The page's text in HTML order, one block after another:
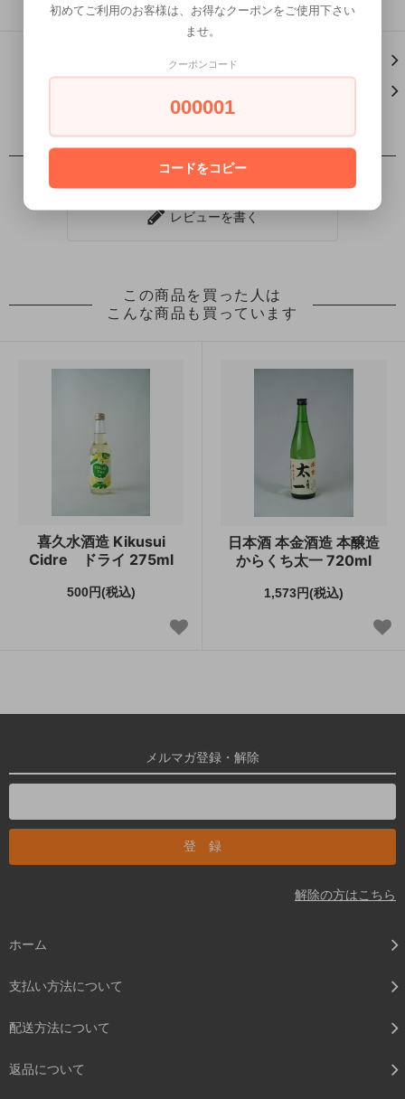
この商品について問い合わせる
レビューを書く
この商品を買った人は
こんな商品も買っています
喜久水酒造 Kikusui
Cidre ドライ 275ml
500円(税込)
日本酒 本金酒造 本醸造
からくち太一 720ml
1,573円(税込)
メルマガ登録・解除
解除の方はこちら
ホーム
支払い方法について
配送方法について
返品について
初めてご利用のお客様は、お得なクーポンをご使用下さい
ませ。
クーポンコード
000001
コードをコピー